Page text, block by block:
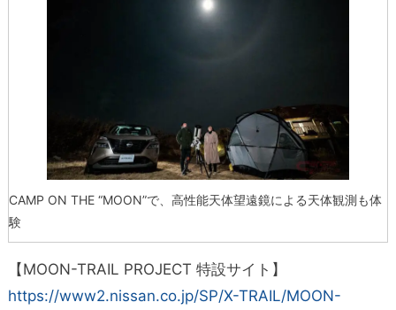
CAMP ON THE “MOON”で、高性能天体望遠鏡による天体観測も体
験
【MOON-TRAIL PROJECT 特設サイト】
https://www2.nissan.co.jp/SP/X-TRAIL/MOON-